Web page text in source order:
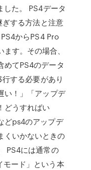
た。 PS4データ
する方法と注意
からPS4 Pro
す。その場合、
めてPS4のデータ
する必要があり
い！」「アップデ
どうすればい
どps4のアップデ
くいかないときの
PS4には通常の
モード」という本